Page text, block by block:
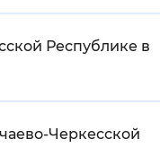
Республике в
Черкесской